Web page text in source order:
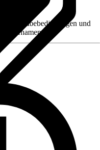
Rückgabebedingungen und